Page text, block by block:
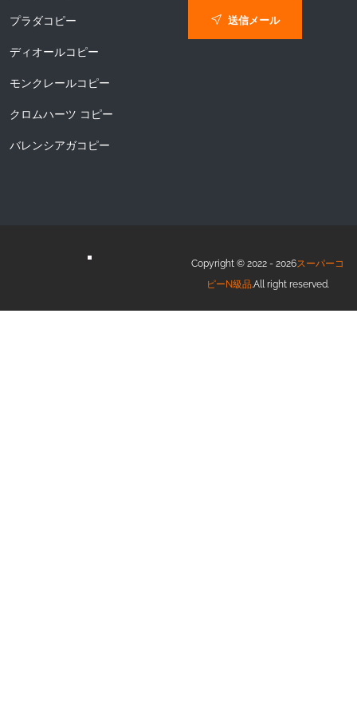
プラダコピー
ディオールコピー
モンクレールコピー
クロムハーツ コピー
バレンシアガコピー
送信メール
Copyright © 2022 - 2026スーパーコ
ピーN級品.All right reserved.